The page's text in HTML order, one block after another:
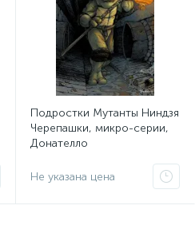
Подростки Мутанты Ниндзя
Черепашки, микро-серии,
Донателло
Не указана цена